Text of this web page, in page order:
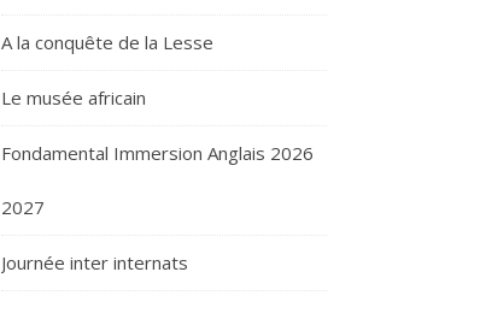
A la conquête de la Lesse
Le musée africain
Fondamental Immersion Anglais 2026
2027
Journée inter internats